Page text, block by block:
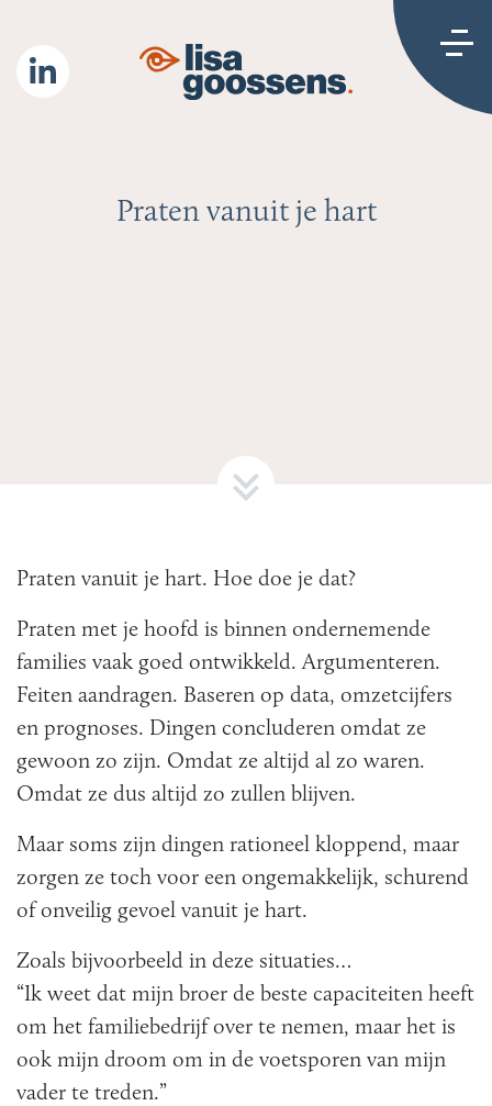
Praten vanuit je hart
Praten vanuit je hart. Hoe doe je dat?
Praten met je hoofd is binnen ondernemende
families vaak goed ontwikkeld. Argumenteren.
Feiten aandragen. Baseren op data, omzetcijfers
en prognoses. Dingen concluderen omdat ze
gewoon zo zijn. Omdat ze altijd al zo waren.
Omdat ze dus altijd zo zullen blijven.
Maar soms zijn dingen rationeel kloppend, maar
zorgen ze toch voor een ongemakkelijk, schurend
of onveilig gevoel vanuit je hart.
Zoals bijvoorbeeld in deze situaties…
“Ik weet dat mijn broer de beste capaciteiten heeft
om het familiebedrijf over te nemen, maar het is
ook mijn droom om in de voetsporen van mijn
vader te treden.”